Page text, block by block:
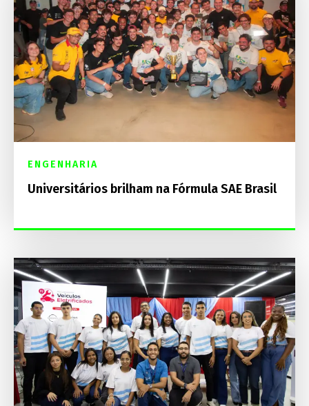
ENGENHARIA
Universitários brilham na Fórmula SAE Brasil